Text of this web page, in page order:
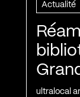
Actualité
ultralocal